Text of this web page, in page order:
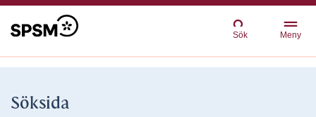
Sök Meny
Söksida